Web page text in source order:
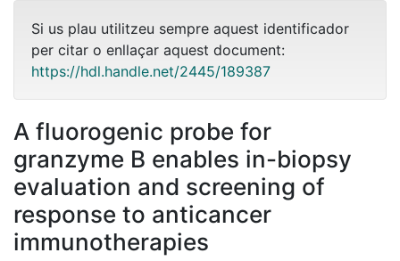
Si us plau utilitzeu sempre aquest identificador
per citar o enllaçar aquest document:
https://hdl.handle.net/2445/189387
A fluorogenic probe for
granzyme B enables in-biopsy
evaluation and screening of
response to anticancer
immunotherapies